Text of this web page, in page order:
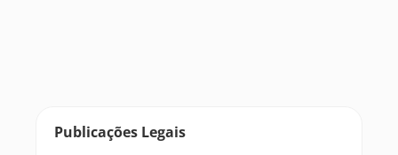
Publicações Legais